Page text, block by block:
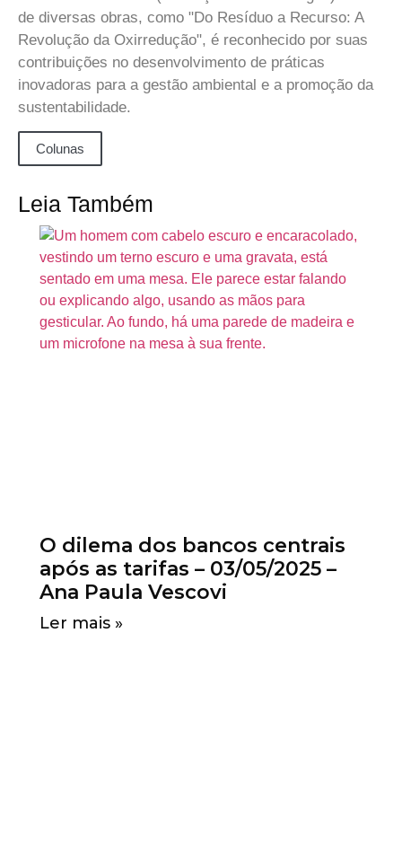
de diversas obras, como "Do Resíduo a Recurso: A
Revolução da Oxirredução", é reconhecido por suas
contribuições no desenvolvimento de práticas
inovadoras para a gestão ambiental e a promoção da
sustentabilidade.
Colunas
Leia Também
O dilema dos bancos centrais
após as tarifas – 03/05/2025 –
Ana Paula Vescovi
Ler mais »